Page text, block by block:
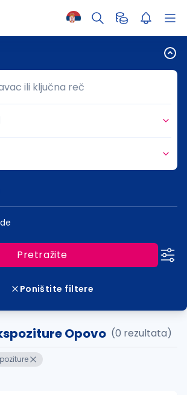
ili ključna reč
ili ključna reč
Pretražite
Poništite filtere
Opovo (0 rezultata)